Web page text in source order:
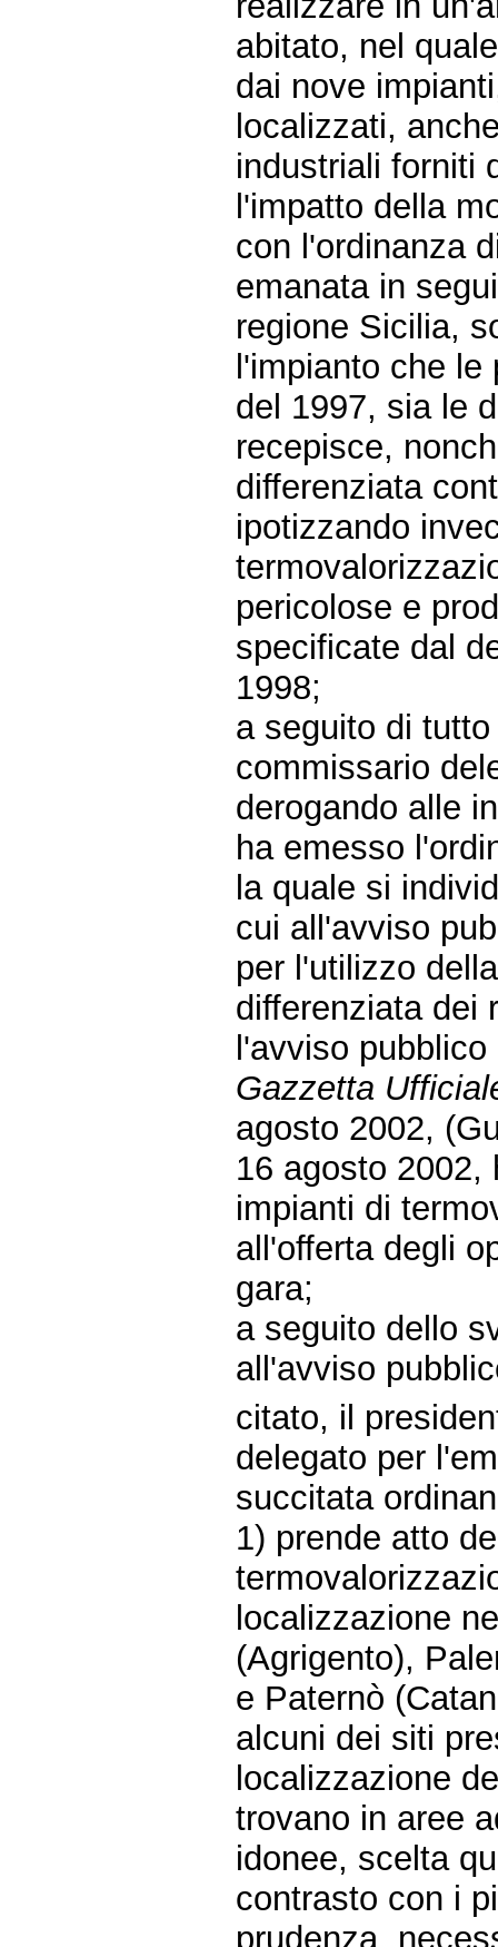
abitato, nel
dai nove
localizzati,
industriali forniti
l'impatto della
con l'ordinanza
emanata in
regione Sicilia,
l'impianto che le
del 1997, sia le
recepisce,
differenziata
ipotizzando
pericolose e
specificate dal
1998;
a seguito di
commissario
derogando alle
ha emesso
la quale si
cui all'avviso
per l'utilizzo
differenziata dei
l'avviso
Gazzetta
agosto 2002,
16 agosto 2002,
impianti di
all'offerta degli
gara;
a seguito dello
all'avviso
citato, il
delegato per
succitata
1) prende atto
localizzazione
(Agrigento),
e Paternò
alcuni dei siti
localizzazione
trovano in aree
idonee, scelta
contrasto con i
prudenza,